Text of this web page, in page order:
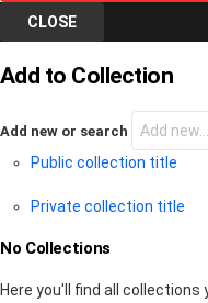
CLOSE
Add to Collection
Add new or search
Public collection title
Private collection title
No Collections
Here you'll find all